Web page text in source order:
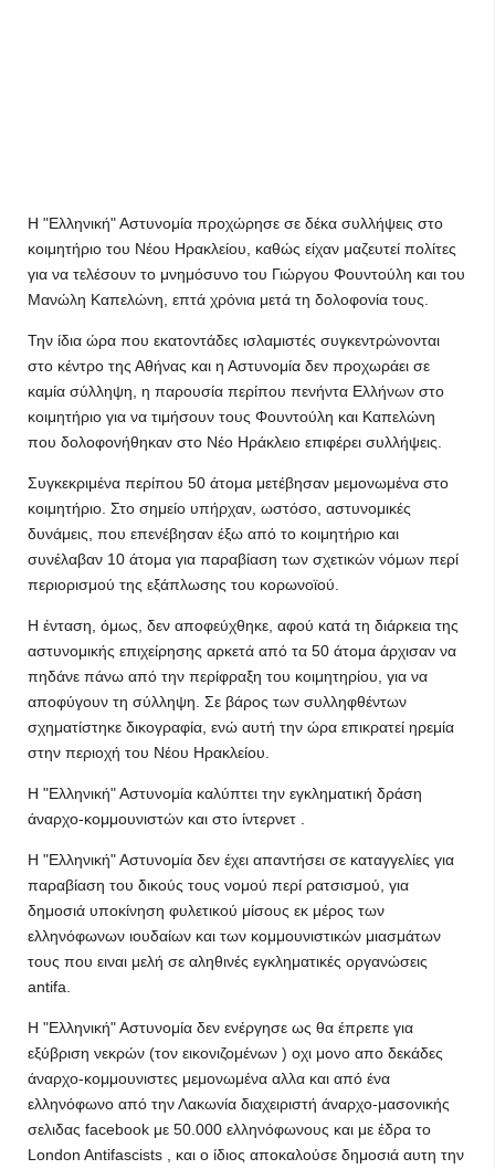
Η "Ελληνική" Αστυνομία προχώρησε σε δέκα συλλήψεις στο
κοιμητήριο του Νέου Ηρακλείου, καθώς είχαν μαζευτεί πολίτες
για να τελέσουν το μνημόσυνο του Γιώργου Φουντούλη και του
Μανώλη Καπελώνη, επτά χρόνια μετά τη δολοφονία τους.
Την ίδια ώρα που εκατοντάδες ισλαμιστές συγκεντρώνονται
στο κέντρο της Αθήνας και η Αστυνομία δεν προχωράει σε
καμία σύλληψη, η παρουσία περίπου πενήντα Ελλήνων στο
κοιμητήριο για να τιμήσουν τους Φουντούλη και Καπελώνη
που δολοφονήθηκαν στο Νέο Ηράκλειο επιφέρει συλλήψεις.
Συγκεκριμένα περίπου 50 άτομα μετέβησαν μεμονωμένα στο
κοιμητήριο. Στο σημείο υπήρχαν, ωστόσο, αστυνομικές
δυνάμεις, που επενέβησαν έξω από το κοιμητήριο και
συνέλαβαν 10 άτομα για παραβίαση των σχετικών νόμων περί
περιορισμού της εξάπλωσης του κορωνοϊού.
Η ένταση, όμως, δεν αποφεύχθηκε, αφού κατά τη διάρκεια της
αστυνομικής επιχείρησης αρκετά από τα 50 άτομα άρχισαν να
πηδάνε πάνω από την περίφραξη του κοιμητηρίου, για να
αποφύγουν τη σύλληψη. Σε βάρος των συλληφθέντων
σχηματίστηκε δικογραφία, ενώ αυτή την ώρα επικρατεί ηρεμία
στην περιοχή του Νέου Ηρακλείου.
Η "Ελληνική" Αστυνομία καλύπτει την εγκληματική δράση
άναρχο-κομμουνιστών και στο ίντερνετ .
Η "Ελληνική" Αστυνομία δεν έχει απαντήσει σε καταγγελίες για
παραβίαση του δικούς τους νομού περί ρατσισμού, για
δημοσιά υποκίνηση φυλετικού μίσους εκ μέρος των
ελληνόφωνων ιουδαίων και των κομμουνιστικών μιασμάτων
τους που ειναι μελή σε αληθινές εγκληματικές οργανώσεις
antifa.
Η "Ελληνική" Αστυνομία δεν ενέργησε ως θα έπρεπε για
εξύβριση νεκρών (τον εικονιζομένων ) οχι μονο απο δεκάδες
άναρχο-κομμουνιστες μεμονωμένα αλλα και από ένα
ελληνόφωνο από την Λακωνία διαχειριστή άναρχο-μασονικής
σελιδας facebook με 50.000 ελληνόφωνους και με έδρα το
London Antifascists , και ο ίδιος αποκαλούσε δημοσιά αυτη την